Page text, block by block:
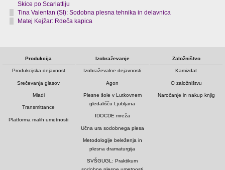
Skice po Scarlattiju
Tina Valentan (SI): Sodobna plesna tehnika in delavnica
Matej Kejžar: Rdeča kapica
Produkcija
Produkcijska dejavnost
Srečevanja glasov
Mladi
Transmittance
Platforma malih umetnosti
Izobraževanje
Izobraževalne dejavnosti
Agon
Plesne šole v Lutkovnem
gledališču Ljubljana
IDOCDE mreža
Učna ura sodobnega plesa
Metodologije beleženja in
plesna dramaturgija
SVŠGUGL: Praktikum
Založništvo
Kamizdat
O založništvu
Naročanje in nakup knjig